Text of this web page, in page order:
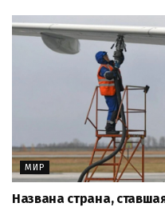
МИР
Названа страна,